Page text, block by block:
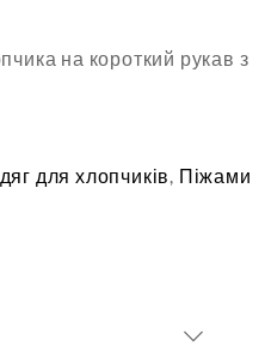
на короткий рукав з
для хлопчиків, Піжами